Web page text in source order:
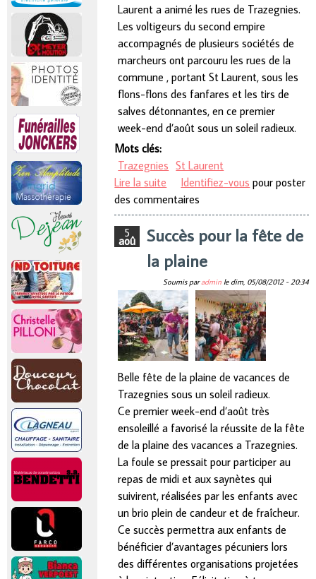
Laurent a animé les rues de Trazegnies.
Les voltigeurs du second empire
accompagnés de plusieurs sociétés de
marcheurs ont parcouru les rues de la
commune , portant St Laurent, sous les
flons-flons des fanfares et les tirs de
salves détonnantes, en ce premier
week-end d’août sous un soleil radieux.
Mots clés:
Trazegnies St Laurent
Lire la suite de Journée ensoleillée pour la
procession st Laurent
Identifiez-vous pour poster
des commentaires
5
aoû
Succès pour la fête de
la plaine
Soumis paradmin le dim, 05/08/2012 - 20:34
Belle fête de la plaine de vacances de
Trazegnies sous un soleil radieux.
Ce premier week-end d’août très
ensoleillé a favorisé la réussite de la fête
de la plaine des vacances a Trazegnies.
La foule se pressait pour participer au
repas de midi et aux saynètes qui
suivirent, réalisées par les enfants avec
un brio plein de candeur et de fraîcheur.
Ce succès permettra aux enfants de
bénéficier d’avantages pécuniers lors
des différentes organisations projetées